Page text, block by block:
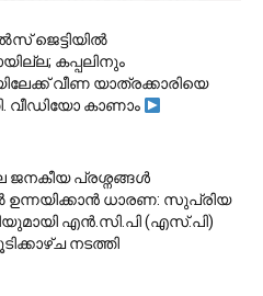
ജെട്ടിയിൽ
കപ്പലിനും
വീണ യാത്രക്കാരിയെ
വീഡിയോ കാണാം
ജനകീയ പ്രശ്നങ്ങൾ
ഉന്നയിക്കാൻ ധാരണ: സുപ്രിയ
എൻ.സി.പി (എസ്.പി)
നടത്തി